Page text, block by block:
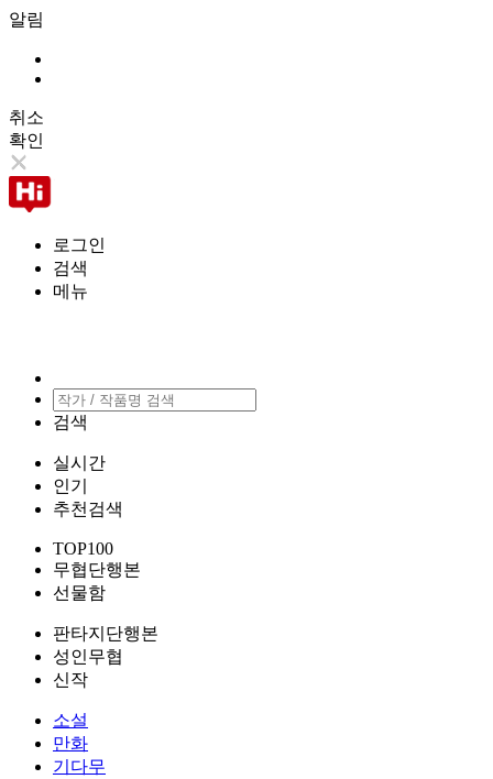
알림
취소
확인
로그인
검색
메뉴
검색
실시간
인기
추천검색
TOP100
무협단행본
선물함
판타지단행본
성인무협
신작
소설
만화
기다무